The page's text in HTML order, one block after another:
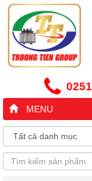
MENU